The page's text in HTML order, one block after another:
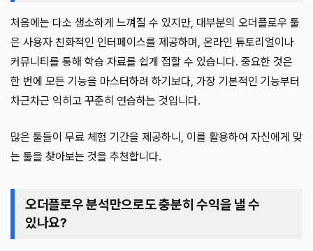
처음에는 다소 생소하게 느껴질 수 있지만, 대부분의 오더플로우 툴
은 사용자 친화적인 인터페이스를 제공하며, 온라인 튜토리얼이나
커뮤니티를 통해 학습 자료를 쉽게 접할 수 있습니다. 중요한 것은
한 번에 모든 기능을 마스터하려 하기보다, 가장 기본적인 기능부터
차근차근 익히고 꾸준히 연습하는 것입니다.
많은 툴들이 무료 체험 기간을 제공하니, 이를 활용하여 자신에게 맞
는 툴을 찾아보는 것을 추천합니다.
오더플로우 분석만으로도 충분히 수익을 낼 수
있나요?